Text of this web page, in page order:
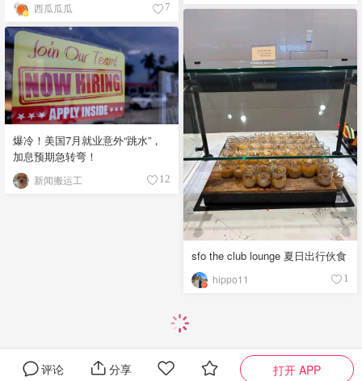
西瓜瓜瓜 7
sfo the club lounge 夏日出行伙食
hippo11 1
爆冷！美国7月就业意外“跳水”，
加息预期急转弯！
新闻搬运工 12
评论 分享 打开 APP